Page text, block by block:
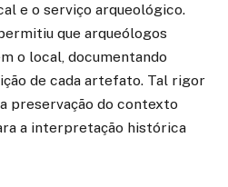
e o serviço arqueológico.
que arqueólogos
o local, documentando
de cada artefato. Tal rigor
preservação do contexto
a interpretação histórica